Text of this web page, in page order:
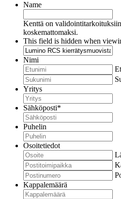
Name
Kenttä on
koskemattomaksi.
This field is hidden when
Nimi
Yritys
Sähköposti*
Puhelin
Osoitetiedot
Kappalemäärä